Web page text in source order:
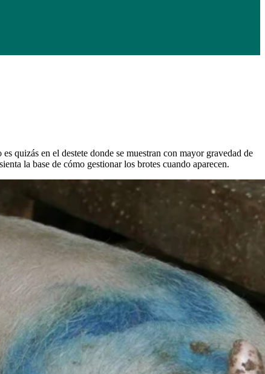
quizás en el destete donde se muestran con mayor gravedad de
la base de cómo gestionar los brotes cuando aparecen.